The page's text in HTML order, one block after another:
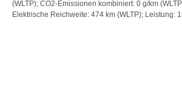
(WLTP); CO2-Emissionen kombiniert: 0 g/km
Elektrische Reichweite: 474 km (WLTP); Leistung: